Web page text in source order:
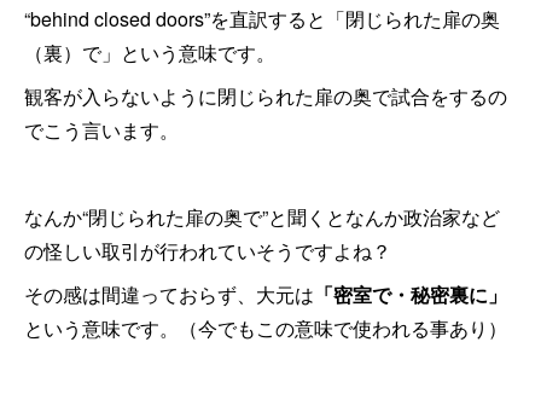
“behind closed doors”を直訳すると「閉じられた扉の奥
（裏）で」という意味です。
観客が入らないように閉じられた扉の奥で試合をするの
でこう言います。
なんか“閉じられた扉の奥で”と聞くとなんか政治家など
の怪しい取引が行われていそうですよね？
その感は間違っておらず、大元は 「密室で・秘密裏に」
という意味です。（今でもこの意味で使われる事あり）